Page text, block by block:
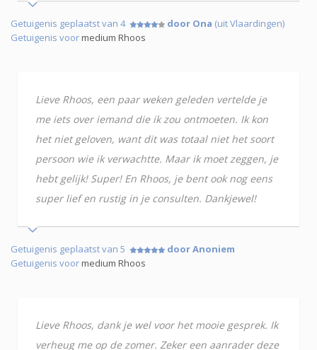
Getuigenis geplaatst van 4 door Ona (uit Vlaardingen)
Getuigenis voormedium Rhoos
Lieve Rhoos, een paar weken geleden vertelde je
me iets over iemand die ik zou ontmoeten. Ik kon
het niet geloven, want dit was totaal niet het soort
persoon wie ik verwachtte. Maar ik moet zeggen, je
hebt gelijk! Super! En Rhoos, je bent ook nog eens
super lief en rustig in je consulten. Dankjewel!
Getuigenis geplaatst van 5
door Anoniem
Getuigenis voormedium Rhoos
Lieve Rhoos, dank je wel voor het mooie gesprek. Ik
verheug me op de zomer. Zeker een aanrader deze